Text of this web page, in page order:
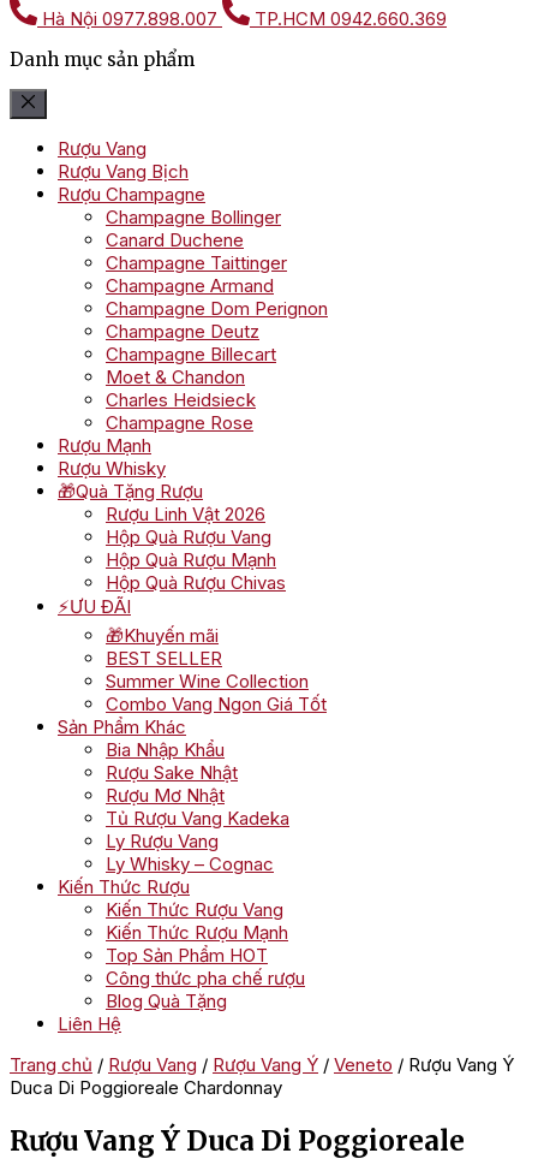
Hà Nội 0977.898.007 TP.HCM 0942.660.369
Danh mục sản phẩm
Rượu Vang
Rượu Vang Bịch
Rượu Champagne
Champagne Bollinger
Canard Duchene
Champagne Taittinger
Champagne Armand
Champagne Dom Perignon
Champagne Deutz
Champagne Billecart
Moet & Chandon
Charles Heidsieck
Champagne Rose
Rượu Mạnh
Rượu Whisky
🎁Quà Tặng Rượu
Rượu Linh Vật 2026
Hộp Quà Rượu Vang
Hộp Quà Rượu Mạnh
Hộp Quà Rượu Chivas
⚡ƯU ĐÃI
🎁Khuyến mãi
BEST SELLER
Summer Wine Collection
Combo Vang Ngon Giá Tốt
Sản Phẩm Khác
Bia Nhập Khẩu
Rượu Sake Nhật
Rượu Mơ Nhật
Tủ Rượu Vang Kadeka
Ly Rượu Vang
Ly Whisky – Cognac
Kiến Thức Rượu
Kiến Thức Rượu Vang
Kiến Thức Rượu Mạnh
Top Sản Phẩm HOT
Công thức pha chế rượu
Blog Quà Tặng
Liên Hệ
Trang chủ / Rượu Vang / Rượu Vang Ý / Veneto / Rượu Vang Ý
Duca Di Poggioreale Chardonnay
Rượu Vang Ý Duca Di Poggioreale